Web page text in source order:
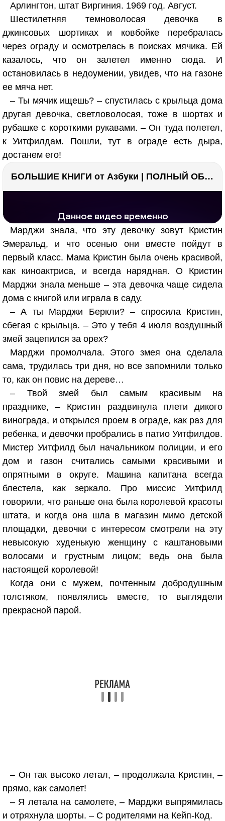
Арлингтон, штат Виргиния. 1969 год. Август.
Шестилетняя темноволосая девочка в
джинсовых шортиках и ковбойке перебралась
через ограду и осмотрелась в поисках мячика. Ей
казалось, что он залетел именно сюда. И
остановилась в недоумении, увидев, что на газоне
ее мяча нет.
– Ты мячик ищешь? – спустилась с крыльца дома
другая девочка, светловолосая, тоже в шортах и
рубашке с короткими рукавами. – Он туда полетел,
к Уитфилдам. Пошли, тут в ограде есть дыра,
достанем его!
БОЛЬШИЕ КНИГИ от Азбуки | ПОЛНЫЙ ОБЗОР | Моя коллекция 20+ книг ??
Марджи знала, что эту девочку зовут Кристин
Эмеральд, и что осенью они вместе пойдут в
первый класс. Мама Кристин была очень красивой,
как киноактриса, и всегда нарядная. О Кристин
Марджи знала меньше – эта девочка чаще сидела
дома с книгой или играла в саду.
– А ты Марджи Беркли? – спросила Кристин,
сбегая с крыльца. – Это у тебя 4 июля воздушный
змей зацепился за орех?
Марджи промолчала. Этого змея она сделала
сама, трудилась три дня, но все запомнили только
то, как он повис на дереве…
– Твой змей был самым красивым на
празднике, – Кристин раздвинула плети дикого
винограда, и открылся проем в ограде, как раз для
ребенка, и девочки пробрались в патио Уитфилдов.
Мистер Уитфилд был начальником полиции, и его
дом и газон считались самыми красивыми и
опрятными в округе. Машина капитана всегда
блестела, как зеркало. Про миссис Уитфилд
говорили, что раньше она была королевой красоты
штата, и когда она шла в магазин мимо детской
площадки, девочки с интересом смотрели на эту
невысокую худенькую женщину с каштановыми
волосами и грустным лицом; ведь она была
настоящей королевой!
Когда они с мужем, почтенным добродушным
толстяком, появлялись вместе, то выглядели
прекрасной парой.
– Он так высоко летал, – продолжала Кристин, –
прямо, как самолет!
– Я летала на самолете, – Марджи выпрямилась
и отряхнула шорты. – С родителями на Кейп-Код.